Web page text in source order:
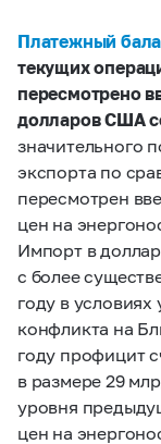
Платежный
текущих
пересмотрено
долларов США
значительного
экспорта по
пересмотрен
цен на
Импорт в
с более
году в
конфликта на
году профицит
в размере 29
уровня
цен на